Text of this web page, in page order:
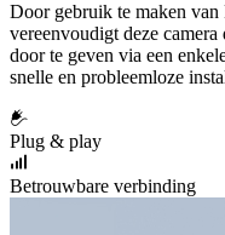
Door gebruik te maken
vereenvoudigt deze
door te geven via een
snelle en probleemloze
Plug & play
Betrouwbare verbinding